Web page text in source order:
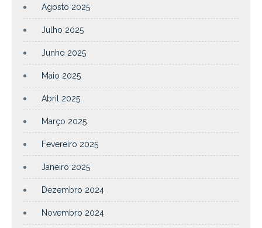
Agosto 2025
Julho 2025
Junho 2025
Maio 2025
Abril 2025
Março 2025
Fevereiro 2025
Janeiro 2025
Dezembro 2024
Novembro 2024